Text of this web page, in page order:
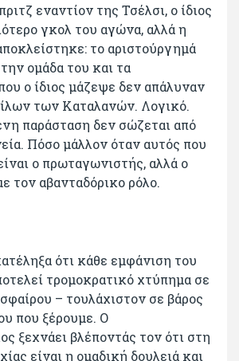
εναντίον της Τσέλσι, ο ίδιος
γκολ του αγώνα, αλλά η
το αριστούργημά
ομάδα του και τα
ο ίδιος μάζεψε δεν απάλυναν
των Καταλανών. Λογικό.
παράσταση δεν σώζεται από
Πόσο μάλλον όταν αυτός που
ο πρωταγωνιστής, αλλά ο
τον αβανταδόρικο ρόλο.
ότι κάθε εμφάνιση του
τρομοκρατικό χτύπημα σε
– τουλάχιστον σε βάρος
που ξέρουμε. Ο
ξεχνάει βλέποντάς τον ότι στη
είναι η ομαδική δουλειά και